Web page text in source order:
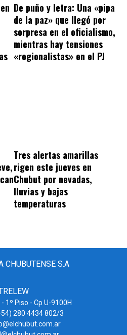
De puño y letra: Una «pipa
de la paz» que llegó por
sorpresa en el oficialismo,
mientras hay tensiones
«regionalistas» en el PJ
Tres alertas amarillas
rigen este jueves en
Chubut por nevadas,
lluvias y bajas
temperaturas
CHUBUTENSE S.A
1º Piso - Cp U-9100H
280 4434 802/3